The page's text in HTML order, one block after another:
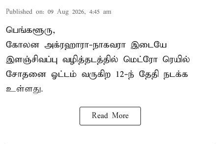
Published on: 09 Aug 2026, 4:45 am
பெங்களூரு,
கோலன அக்ரஹாரா-நாகவரா இடையே
இளஞ்சிவப்பு வழித்தடத்தில் மெட்ரோ ரெயில்
சோதனை ஓட்டம் வருகிற 12-ந் தேதி நடக்க
உள்ளது.
Read More